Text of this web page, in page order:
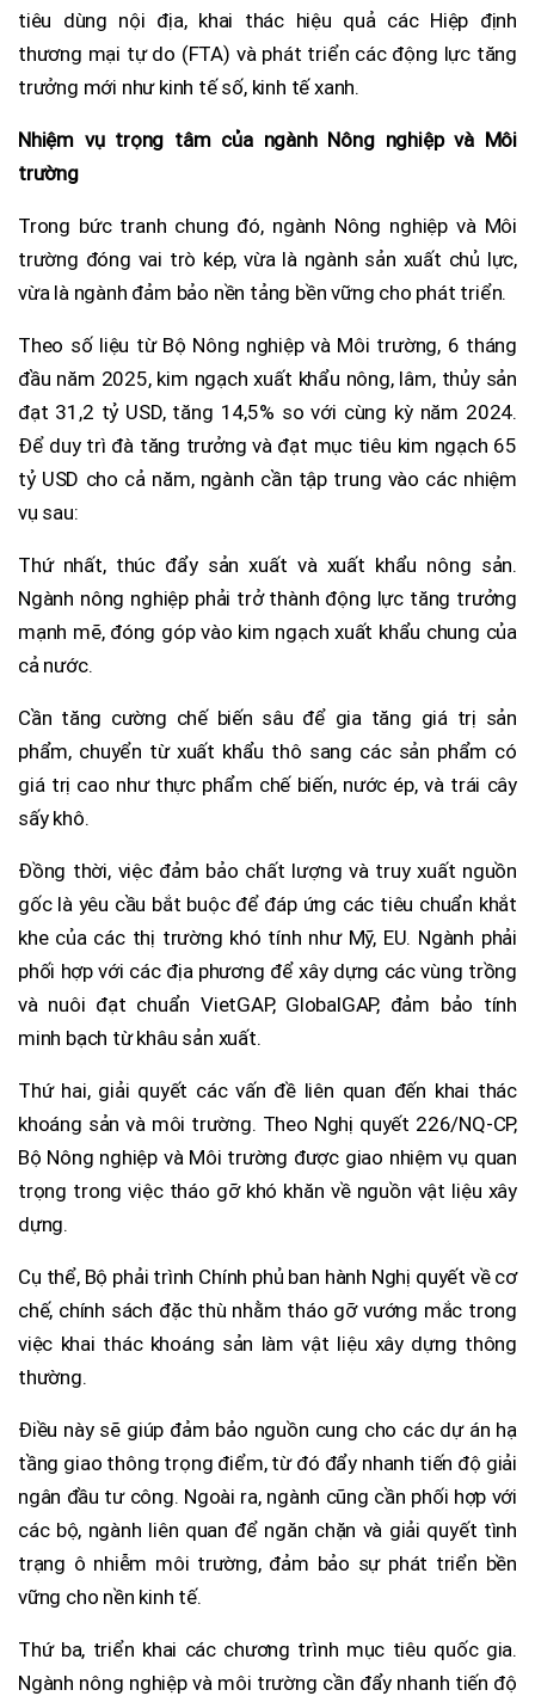
tiêu dùng nội địa, khai thác hiệu quả các Hiệp định
thương mại tự do (FTA) và phát triển các động lực tăng
trưởng mới như kinh tế số, kinh tế xanh.
Nhiệm vụ trọng tâm của ngành Nông nghiệp và Môi
trường
Trong bức tranh chung đó, ngành Nông nghiệp và Môi
trường đóng vai trò kép, vừa là ngành sản xuất chủ lực,
vừa là ngành đảm bảo nền tảng bền vững cho phát triển.
Theo số liệu từ Bộ Nông nghiệp và Môi trường, 6 tháng
đầu năm 2025, kim ngạch xuất khẩu nông, lâm, thủy sản
đạt 31,2 tỷ USD, tăng 14,5% so với cùng kỳ năm 2024.
Để duy trì đà tăng trưởng và đạt mục tiêu kim ngạch 65
tỷ USD cho cả năm, ngành cần tập trung vào các nhiệm
vụ sau:
Thứ nhất, thúc đẩy sản xuất và xuất khẩu nông sản.
Ngành nông nghiệp phải trở thành động lực tăng trưởng
mạnh mẽ, đóng góp vào kim ngạch xuất khẩu chung của
cả nước.
Cần tăng cường chế biến sâu để gia tăng giá trị sản
phẩm, chuyển từ xuất khẩu thô sang các sản phẩm có
giá trị cao như thực phẩm chế biến, nước ép, và trái cây
sấy khô.
Đồng thời, việc đảm bảo chất lượng và truy xuất nguồn
gốc là yêu cầu bắt buộc để đáp ứng các tiêu chuẩn khắt
khe của các thị trường khó tính như Mỹ, EU. Ngành phải
phối hợp với các địa phương để xây dựng các vùng trồng
và nuôi đạt chuẩn VietGAP, GlobalGAP, đảm bảo tính
minh bạch từ khâu sản xuất.
Thứ hai, giải quyết các vấn đề liên quan đến khai thác
khoáng sản và môi trường. Theo Nghị quyết 226/NQ-CP,
Bộ Nông nghiệp và Môi trường được giao nhiệm vụ quan
trọng trong việc tháo gỡ khó khăn về nguồn vật liệu xây
dựng.
Cụ thể, Bộ phải trình Chính phủ ban hành Nghị quyết về cơ
chế, chính sách đặc thù nhằm tháo gỡ vướng mắc trong
việc khai thác khoáng sản làm vật liệu xây dựng thông
thường.
Điều này sẽ giúp đảm bảo nguồn cung cho các dự án hạ
tầng giao thông trọng điểm, từ đó đẩy nhanh tiến độ giải
ngân đầu tư công. Ngoài ra, ngành cũng cần phối hợp với
các bộ, ngành liên quan để ngăn chặn và giải quyết tình
trạng ô nhiễm môi trường, đảm bảo sự phát triển bền
vững cho nền kinh tế.
Thứ ba, triển khai các chương trình mục tiêu quốc gia.
Ngành nông nghiệp và môi trường cần đẩy nhanh tiến độ